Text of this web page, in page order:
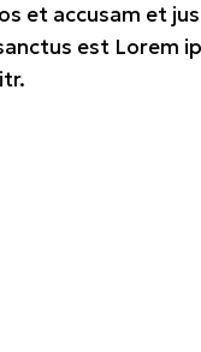
et accusam et
est Lorem